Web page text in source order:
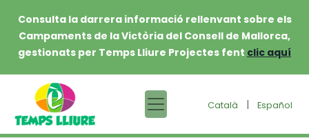
Consulta la darrera informació rellenvant sobre els
Campaments de la Victòria del Consell de Mallorca,
gestionats per Temps Lliure Projectes fent clic aquí
Català | Español